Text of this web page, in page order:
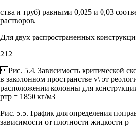
ства и труб) равными 0,025 и 0,03
растворов.
Для двух распространенных
212
Рис. 5.4. Зависимость критической
в заколонном пространстве v\ от
расположении колонны для
ртр = 1850 кг/м3
Рис. 5.5. График для определения
зависимости от плотности жидкости р